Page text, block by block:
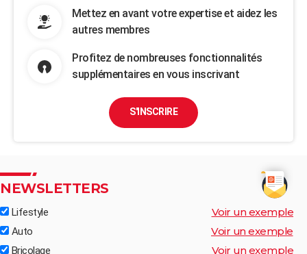
Mettez en avant votre expertise et aidez les
autres membres
Profitez de nombreuses fonctionnalités
supplémentaires en vous inscrivant
S'INSCRIRE
NEWSLETTERS
Lifestyle Voir un exemple
Auto Voir un exemple
Bricolage Voir un exemple